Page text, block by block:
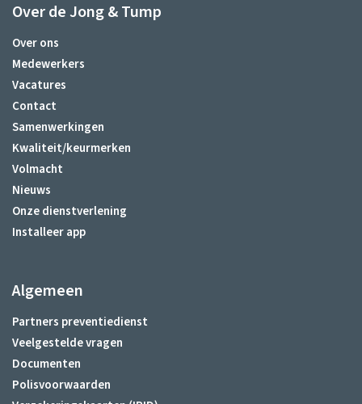
Over de Jong & Tump
Over ons
Medewerkers
Vacatures
Contact
Samenwerkingen
Kwaliteit/keurmerken
Volmacht
Nieuws
Onze dienstverlening
Installeer app
Algemeen
Partners preventiedienst
Veelgestelde vragen
Documenten
Polisvoorwaarden